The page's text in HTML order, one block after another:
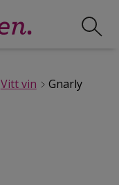
Vitt vin
Gnarly